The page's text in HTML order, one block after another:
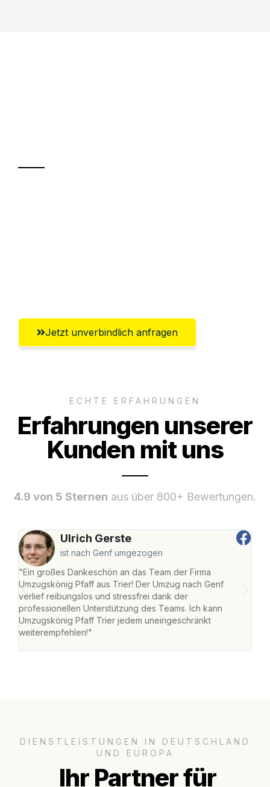
Jetzt unverbindlich anfragen
ECHTE ERFAHRUNGEN
Erfahrungen unserer
Kunden mit uns
4.9 von 5 Sternen aus über 800+ Bewertungen.
Ulrich Gerste
ist nach Genf umgezogen
"Ein großes Dankeschön an das Team der Firma
Umzugskönig Pfaff aus Trier! Der Umzug nach Genf
verlief reibungslos und stressfrei dank der
professionellen Unterstützung des Teams. Ich kann
Umzugskönig Pfaff Trier jedem uneingeschränkt
weiterempfehlen!"
DIENSTLEISTUNGEN IN DEUTSCHLAND
UND EUROPA
Ihr Partner für